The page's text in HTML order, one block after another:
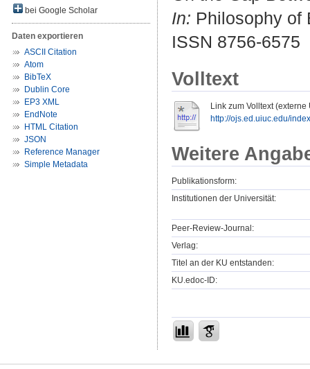
bei Google Scholar
Daten exportieren
ASCII Citation
Atom
BibTeX
Dublin Core
EP3 XML
EndNote
HTML Citation
JSON
Reference Manager
Simple Metadata
In: Philosophy of
ISSN 8756-6575
Volltext
Link zum Volltext (externe
http://ojs.ed.uiuc.edu/
Weitere
Publikationsform:
Institutionen der Universität:
Peer-Review-Journal:
Verlag:
Titel an der KU entstanden:
KU.edoc-ID: